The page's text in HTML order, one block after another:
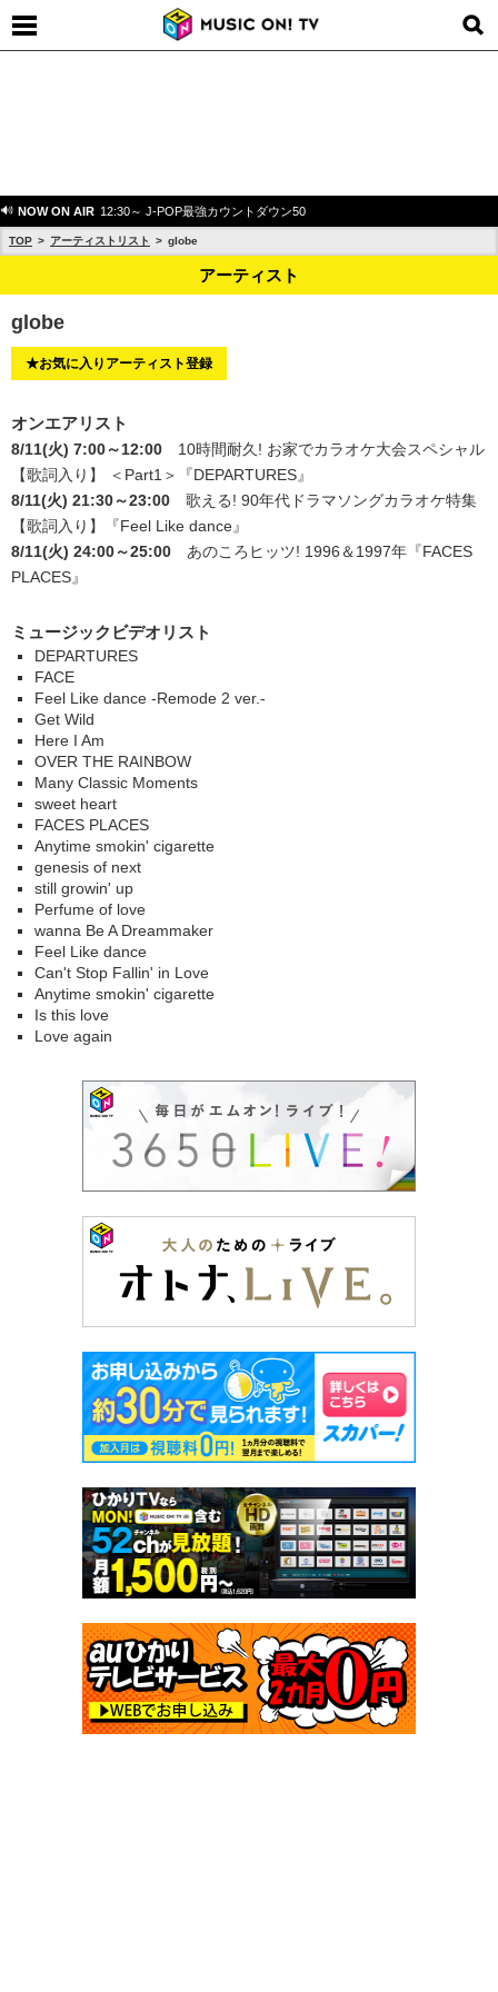
NOW ON AIR 12:30～ J-POP最強カウントダウン50
TOP アーティストリスト globe
アーティスト
globe
★お気に入りアーティスト登録
オンエアリスト
8/11(火) 7:00～12:00
10時間耐久! お家でカラオケ大会スペシャル
【歌詞入り】 ＜Part1＞
『DEPARTURES』
8/11(火) 21:30～23:00
歌える! 90年代ドラマソングカラオケ特集
【歌詞入り】
『Feel Like dance』
8/11(火) 24:00～25:00
あのころヒッツ! 1996＆1997年 『FACES
PLACES』
ミュージックビデオリスト
DEPARTURES
FACE
Feel Like dance -Remode 2 ver.-
Get Wild
Here I Am
OVER THE RAINBOW
Many Classic Moments
sweet heart
FACES PLACES
Anytime smokin' cigarette
genesis of next
still growin' up
Perfume of love
wanna Be A Dreammaker
Feel Like dance
Can't Stop Fallin' in Love
Anytime smokin' cigarette
Is this love
Love again